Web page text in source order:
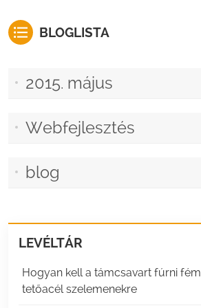
BLOGLISTA
2015. május
Webfejlesztés
blog
LEVÉLTÁR
Hogyan kell a támcsavart fúrni fém
tetőacél szelemenekre